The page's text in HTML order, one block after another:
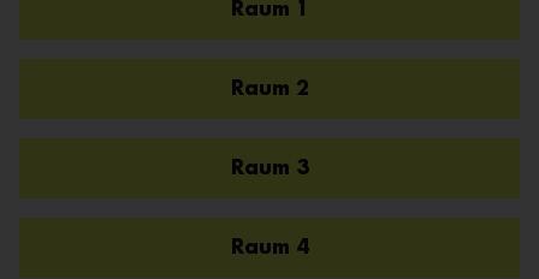
Raum 1
Raum 2
Raum 3
Raum 4